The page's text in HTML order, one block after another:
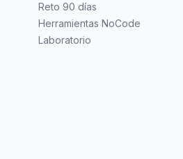
Reto 90 días
Herramientas NoCode
Laboratorio